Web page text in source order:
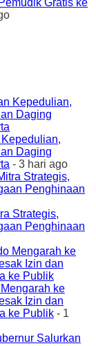
Gratis ke
Daging
- 3 hari ago
Strategis,
Penghinaan
ke
Izin dan
ke Publik - 1